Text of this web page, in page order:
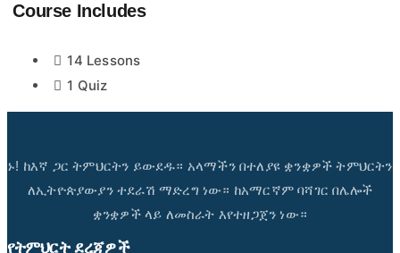
Course Includes
14 Lessons
1 Quiz
ኑ! ከእኛ ጋር ትምህርትን ይውደዱ። አላማችን በተለያዩ ቋንቋዎች ትምህርትን
ለኢትዮጵያውያን ተደራሽ ማድረግ ነው። ከአማርኛም ባሻገር በሌሎች
ቋንቋዎች ላይ ለመስራት እየተዘጋጀን ነው።
የትምህርት ደረጃዎች